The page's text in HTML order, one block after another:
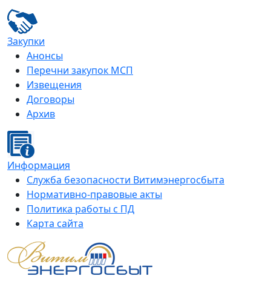
Закупки
Анонсы
Перечни закупок МСП
Извещения
Договоры
Архив
Информация
Служба безопасности Витимэнергосбыта
Нормативно-правовые акты
Политика работы с ПД
Карта сайта